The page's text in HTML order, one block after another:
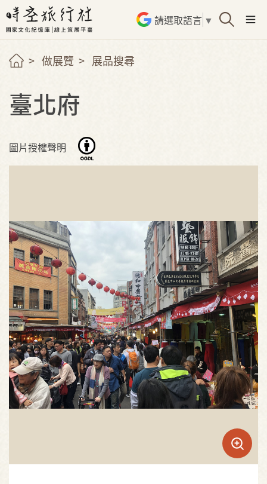
請選取語言 ▼
做展覽 展品搜尋
臺北府
圖片授權聲明